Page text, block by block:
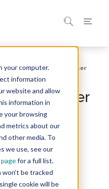
your computer.
information
website and allow
information in
your browsing
metrics about our
other media. To
we use, see our
for a full list.
be tracked
cookie will be
Browser
digitale
integratie met